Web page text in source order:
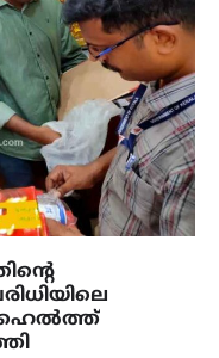
ഹെൽത്ത്